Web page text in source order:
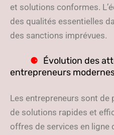
et solutions conformes.
des qualités essentielles
des sanctions imprévues.
Évolution des
entrepreneurs
Les entrepreneurs sont de
de solutions rapides et
offres de services en ligne